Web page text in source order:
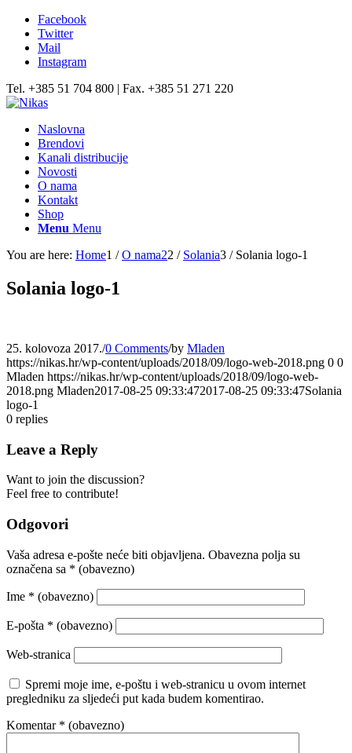
Facebook
Twitter
Mail
Instagram
Tel. +385 51 704 800 | Fax. +385 51 271 220
Naslovna
Brendovi
Kanali distribucije
Novosti
O nama
Kontakt
Shop
Menu Menu
You are here: Home1 / O nama22 / Solania3 / Solania logo-1
Solania logo-1
25. kolovoza 2017./0 Comments/by Mladen
https://nikas.hr/wp-content/uploads/2018/09/logo-web-2018.png 0 0
Mladen https://nikas.hr/wp-content/uploads/2018/09/logo-web-
2018.png Mladen2017-08-25 09:33:472017-08-25 09:33:47Solania
logo-1
0 replies
Leave a Reply
Want to join the discussion?
Feel free to contribute!
Odgovori
Vaša adresa e-pošte neće biti objavljena. Obavezna polja su
označena sa * (obavezno)
Ime * (obavezno)
E-pošta * (obavezno)
Web-stranica
Spremi moje ime, e-poštu i web-stranicu u ovom internet
pregledniku za sljedeći put kada budem komentirao.
Komentar * (obavezno)